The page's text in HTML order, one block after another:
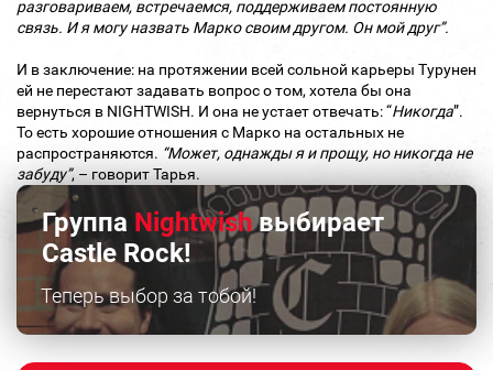
разговариваем, встречаемся, поддерживаем постоянную
связь. И я могу назвать Марко своим другом. Он мой друг”.
И в заключение: на протяжении всей сольной карьеры Турунен
ей не перестают задавать вопрос о том, хотела бы она
вернуться в NIGHTWISH. И она не устает отвечать: “Никогда”.
То есть хорошие отношения с Марко на остальных не
распространяются. “Может, однажды я и прощу, но никогда не
забуду”, – говорит Тарья.
Группа Nightwishвыбирает
Castle Rock!
Теперь выбор за тобой!